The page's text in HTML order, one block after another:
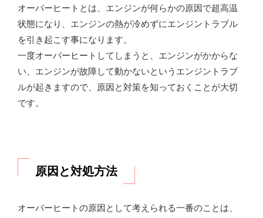
オーバーヒートとは、エンジンが何らかの原因で超高温
状態になり、エンジンの熱が冷めずにエンジントラブル
を引き起こす事になります。
一度オーバーヒートしてしまうと、エンジンがかからな
い、エンジンが故障して動かないというエンジントラブ
ルが起きますので、原因と対策を知っておくことが大切
です。
原因と対処方法
オーバーヒートの原因として考えられる一番のことは、